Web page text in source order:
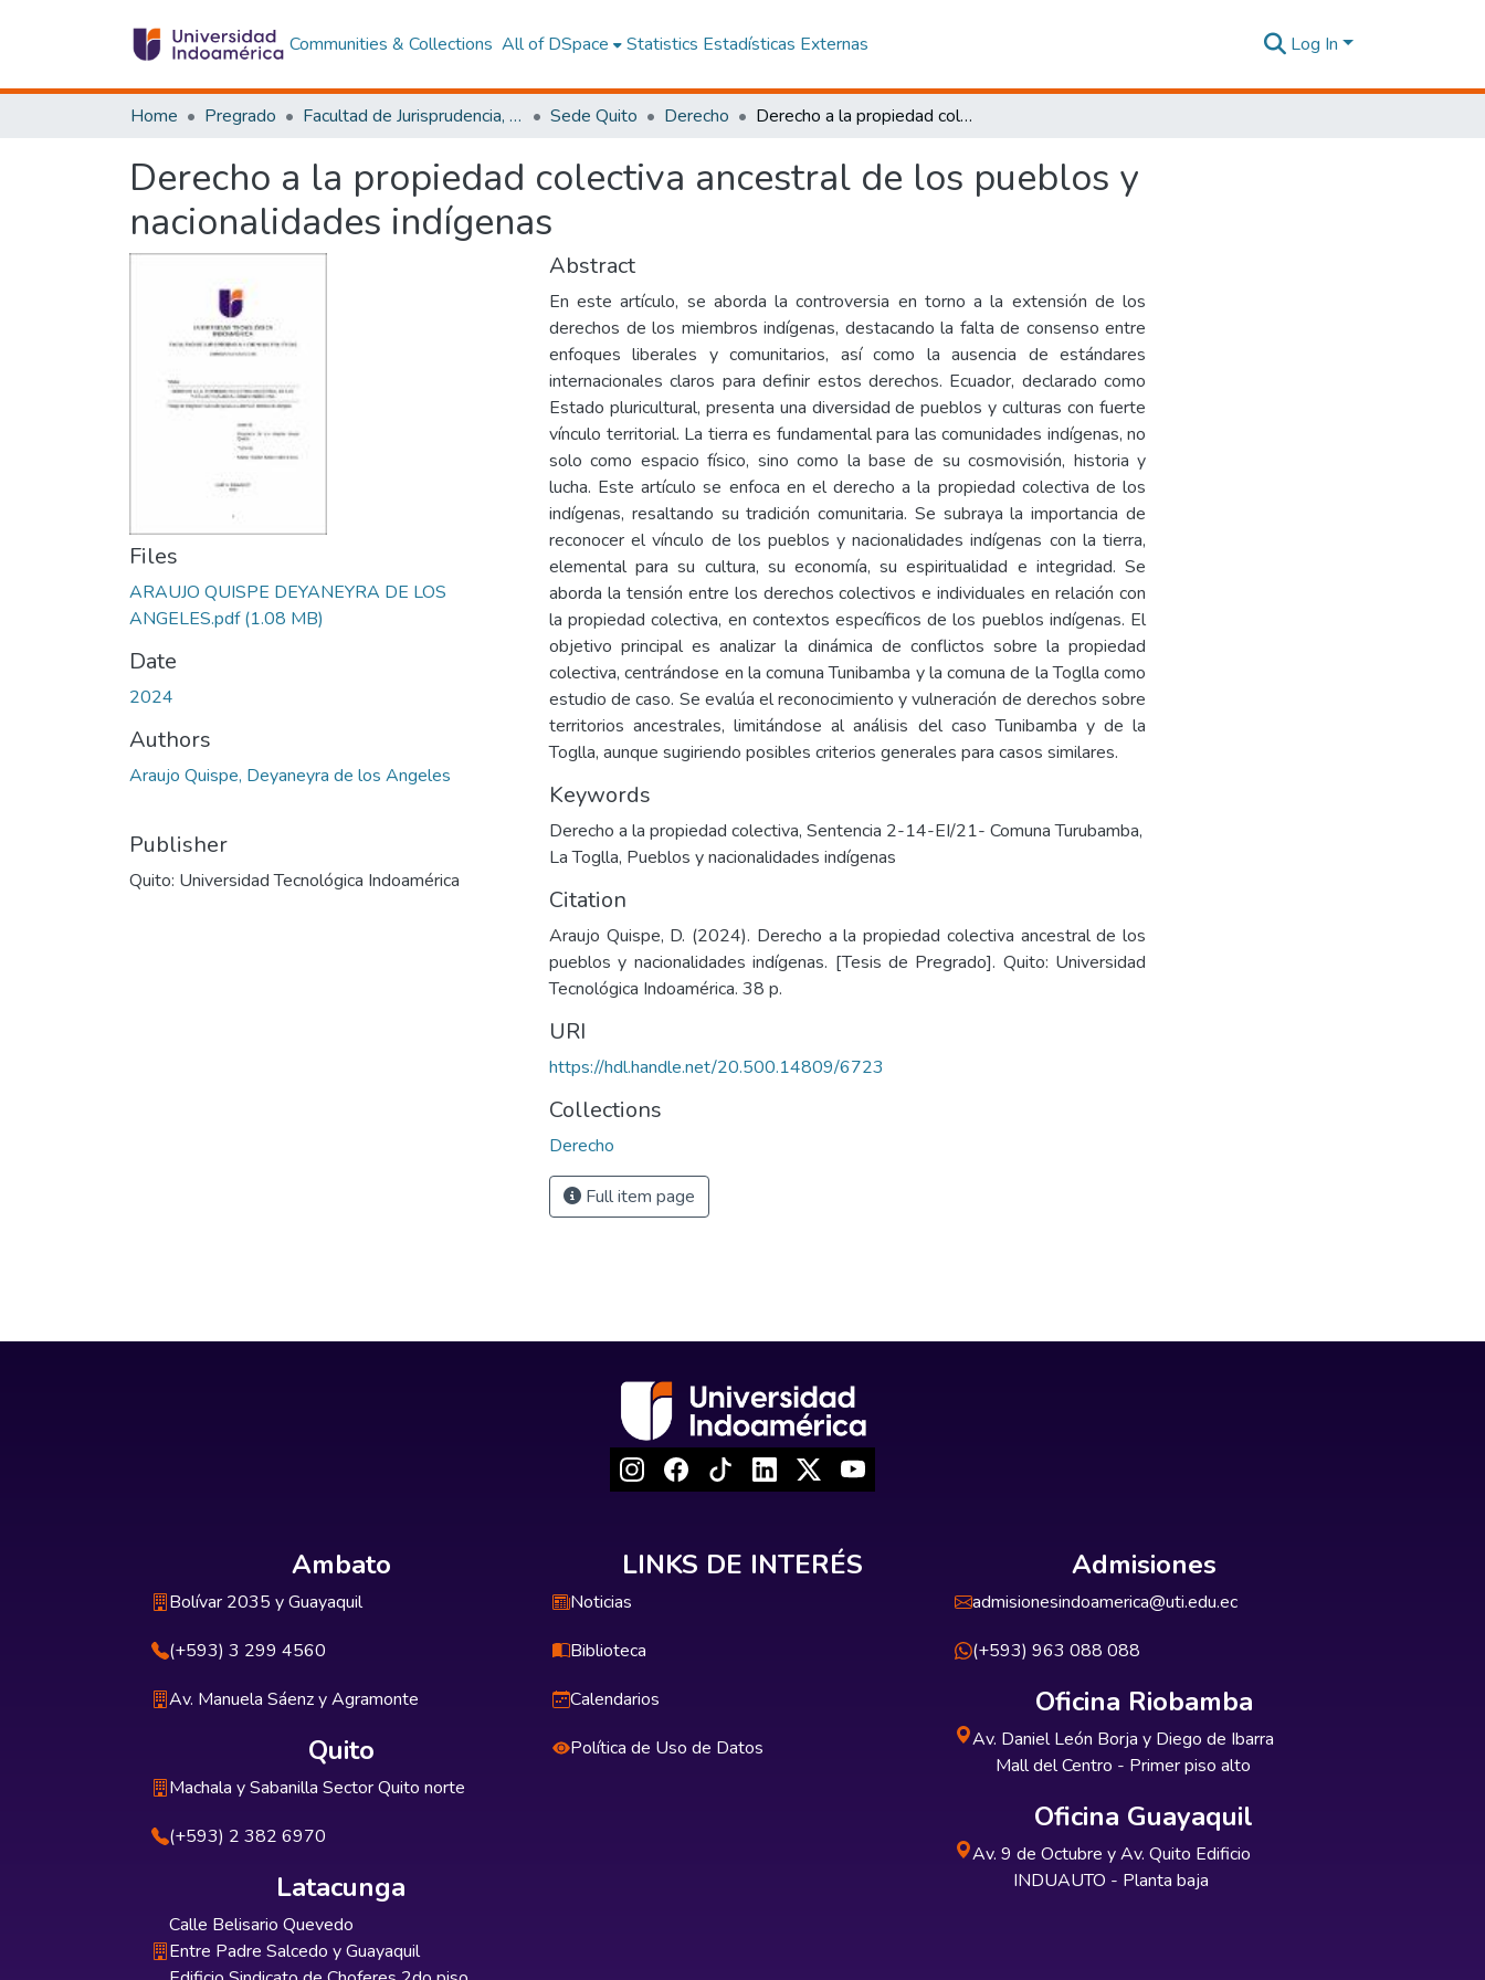
Communities & Collections All of DSpace Statistics Estadísticas Externas Log In
Home Pregrado Facultad de Jurisprudencia, Ciencias Políticas y Económicas Sede Quito Derecho Derecho a la propiedad colectiva ancestral de los pueblos y nacionalidades indígenas
Derecho a la propiedad colectiva ancestral de los pueblos y
nacionalidades indígenas
Files
ARAUJO QUISPE DEYANEYRA DE LOS
ANGELES.pdf(1.08 MB)
Date
2024
Authors
Araujo Quispe, Deyaneyra de los Angeles
Publisher
Quito: Universidad Tecnológica Indoamérica
Abstract
En este artículo, se aborda la controversia en torno a la extensión de los
derechos de los miembros indígenas, destacando la falta de consenso entre
enfoques liberales y comunitarios, así como la ausencia de estándares
internacionales claros para definir estos derechos. Ecuador, declarado como
Estado pluricultural, presenta una diversidad de pueblos y culturas con fuerte
vínculo territorial. La tierra es fundamental para las comunidades indígenas, no
solo como espacio físico, sino como la base de su cosmovisión, historia y
lucha. Este artículo se enfoca en el derecho a la propiedad colectiva de los
indígenas, resaltando su tradición comunitaria. Se subraya la importancia de
reconocer el vínculo de los pueblos y nacionalidades indígenas con la tierra,
elemental para su cultura, su economía, su espiritualidad e integridad. Se
aborda la tensión entre los derechos colectivos e individuales en relación con
la propiedad colectiva, en contextos específicos de los pueblos indígenas. El
objetivo principal es analizar la dinámica de conflictos sobre la propiedad
colectiva, centrándose en la comuna Tunibamba y la comuna de la Toglla como
estudio de caso. Se evalúa el reconocimiento y vulneración de derechos sobre
territorios ancestrales, limitándose al análisis del caso Tunibamba y de la
Toglla, aunque sugiriendo posibles criterios generales para casos similares.
Keywords
Derecho a la propiedad colectiva, Sentencia 2-14-EI/21- Comuna Turubamba,
La Toglla, Pueblos y nacionalidades indígenas
Citation
Araujo Quispe, D. (2024). Derecho a la propiedad colectiva ancestral de los
pueblos y nacionalidades indígenas. [Tesis de Pregrado]. Quito: Universidad
Tecnológica Indoamérica. 38 p.
URI
https://hdl.handle.net/20.500.14809/6723
Collections
Derecho
Full item page
Ambato
Bolívar 2035 y Guayaquil
(+593) 3 299 4560
Av. Manuela Sáenz y Agramonte
Quito
Machala y Sabanilla Sector Quito norte
(+593) 2 382 6970
Latacunga
Calle Belisario Quevedo
Entre Padre Salcedo y Guayaquil
LINKS DE INTERÉS
Noticias
Biblioteca
Calendarios
Política de Uso de Datos
Admisiones
admisionesindoamerica@uti.edu.ec
(+593) 963 088 088
Oficina Riobamba
Av. Daniel León Borja y Diego de Ibarra
Mall del Centro - Primer piso alto
Oficina Guayaquil
Av. 9 de Octubre y Av. Quito Edificio
INDUAUTO - Planta baja